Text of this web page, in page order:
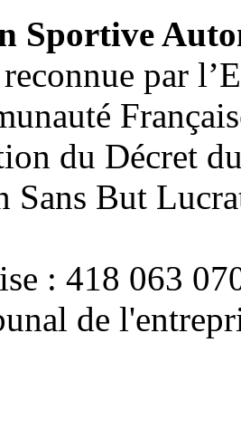
Sportive
par
du Décret
Sans But
: 418 063
de